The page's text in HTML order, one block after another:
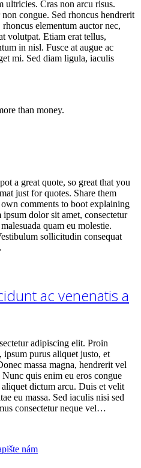
ultricies. Cras non arcu risus.
congue. Sed rhoncus hendrerit
elementum auctor nec,
volutpat. Etiam erat tellus,
in nisl. Fusce at augue ac
mi. Sed diam ligula, iaculis
than money.
a great quote, so great that you
just for quotes. Share them
comments to boot explaining
dolor sit amet, consectetur
quam eu molestie.
sollicitudin consequat
ac venenatis a
adipiscing elit. Proin
purus aliquet justo, et
massa magna, hendrerit vel
quis enim eu eros congue
dictum arcu. Duis et velit
eu massa. Sed iaculis nisi sed
consectetur neque vel…
nám